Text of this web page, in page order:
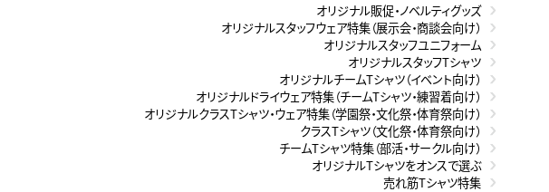
オリジナル販促・ノベルティグッズ
オリジナルスタッフウェア特集（展示会・商談会向け）
オリジナルスタッフユニフォーム
オリジナルスタッフTシャツ
オリジナルチームTシャツ（イベント向け）
オリジナルドライウェア特集（チームTシャツ・練習着向け）
オリジナルクラスTシャツ・ウェア特集（学園祭・文化祭・体育祭向け）
クラスTシャツ（文化祭・体育祭向け）
チームTシャツ特集（部活・サークル向け）
オリジナルTシャツをオンスで選ぶ
売れ筋Tシャツ特集